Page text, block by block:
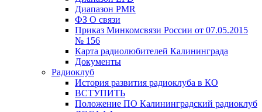
Диапазон PMR
ФЗ О связи
Приказ Минкомсвязи России от 07.05.2015
№ 156
Карта радиолюбителей Калининграда
Документы
Радиоклуб
История развития радиоклуба в КО
ВСТУПИТЬ
Положение ПО Калининградский радиоклуб